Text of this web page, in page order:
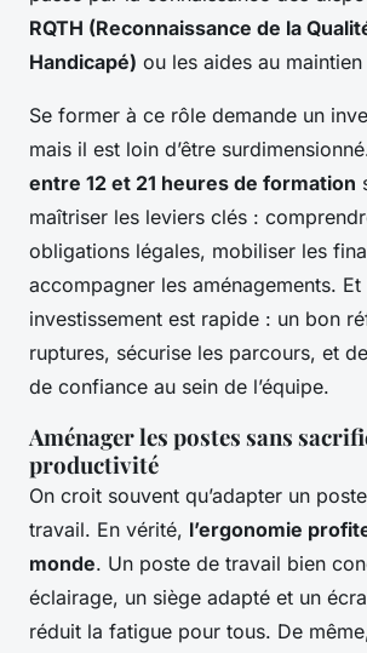
RQTH (Reconnaissance de la
Handicapé) ou les aides au maintien
Se former à ce rôle demande un
mais il est loin d’être
entre 12 et 21 heures de formation
maîtriser les leviers clés :
obligations légales, mobiliser les
accompagner les aménagements.
investissement est rapide : un bon
ruptures, sécurise les parcours, et
de confiance au sein de l’équipe.
Aménager les postes sans
productivité
On croit souvent qu’adapter un
travail. En vérité, l’ergonomie
monde. Un poste de travail bien
éclairage, un siège adapté et un
réduit la fatigue pour tous. De